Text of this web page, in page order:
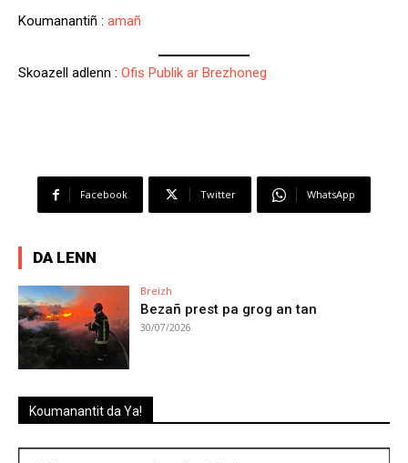
Koumanantiñ : amañ
Skoazell adlenn : Ofis Publik ar Brezhoneg
Facebook Twitter WhatsApp
DA LENN
Breizh
Bezañ prest pa grog an tan
30/07/2026
Koumanantit da Ya!